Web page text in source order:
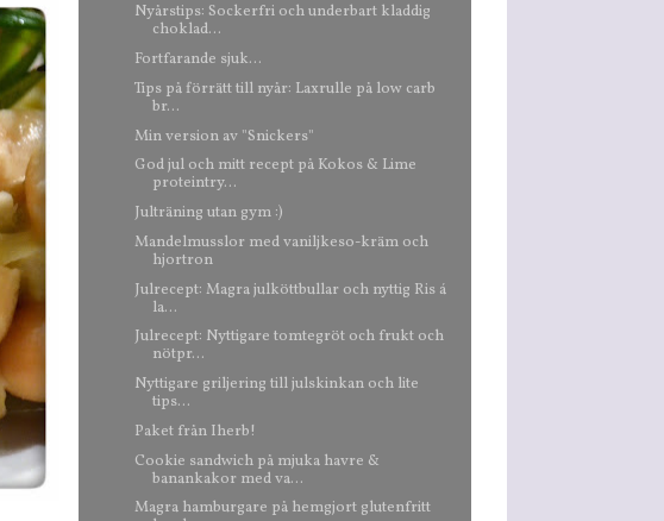
Nyårstips: Sockerfri och underbart kladdig
choklad...
Fortfarande sjuk...
Tips på förrätt till nyår: Laxrulle på low carb
br...
Min version av "Snickers"
God jul och mitt recept på Kokos & Lime
proteintry...
Julträning utan gym :)
Mandelmusslor med vaniljkeso-kräm och
hjortron
Julrecept: Magra julköttbullar och nyttig Ris á
la...
Julrecept: Nyttigare tomtegröt och frukt och
nötpr...
Nyttigare griljering till julskinkan och lite
tips...
Paket från Iherb!
Cookie sandwich på mjuka havre &
banankakor med va...
Magra hamburgare på hemgjort glutenfritt